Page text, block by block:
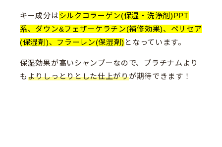
キー成分はシルクコラーゲン(保湿・洗浄剤)PPT
系、ダウン&フェザーケラチン(補修効果)、ペリセア
(保湿剤)、フラーレン(保湿剤) となっています。
保湿効果が高いシャンプーなので、プラチナムより
もよりしっとりとした仕上がりが期待できます！